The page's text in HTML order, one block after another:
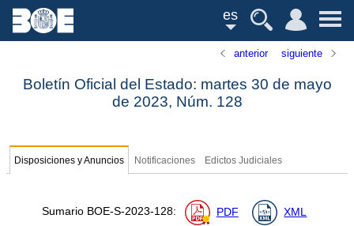
es
anterior siguiente
Boletín Oficial del Estado: martes 30 de mayo
de 2023, Núm. 128
Disposiciones y Anuncios Notificaciones Edictos Judiciales
Sumario BOE-S-2023-128: PDF XML